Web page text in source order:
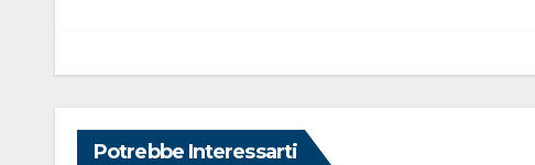
Potrebbe Interessarti